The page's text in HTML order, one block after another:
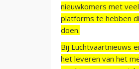
nieuwkomers met
platforms te hebben
doen.
Bij Luchtvaartnieuws
het leveren van het